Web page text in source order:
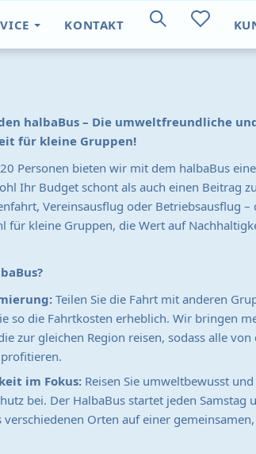
KONTAKT
halbaBus – Die umweltfreundliche
für kleine Gruppen!
Personen bieten wir mit dem halbaBus
Ihr Budget schont als auch einen Beitrag
Vereinsausflug oder Betriebsausflug –
für kleine Gruppen, die Wert auf
Teilen Sie die Fahrt mit anderen
so die Fahrtkosten erheblich. Wir bringen
zur gleichen Region reisen, sodass alle
im Fokus: Reisen Sie umweltbewusst
bei. Der HalbaBus startet jeden Samstag
verschiedenen Orten auf einer